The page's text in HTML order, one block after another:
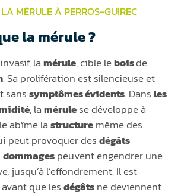
MÉRULE À PERROS-GUIREC
la mérule ?
lamérule, cible leboisde
. Sa prolifération est silencieuse et
sanssymptômes évidents. Dansles
, lamérulese développe à
abîme lastructuremême des
peut provoquer desdégâts
dommagespeuvent engendrer une
jusqu’à l’effondrement. Il est
que lesdégâtsne deviennent